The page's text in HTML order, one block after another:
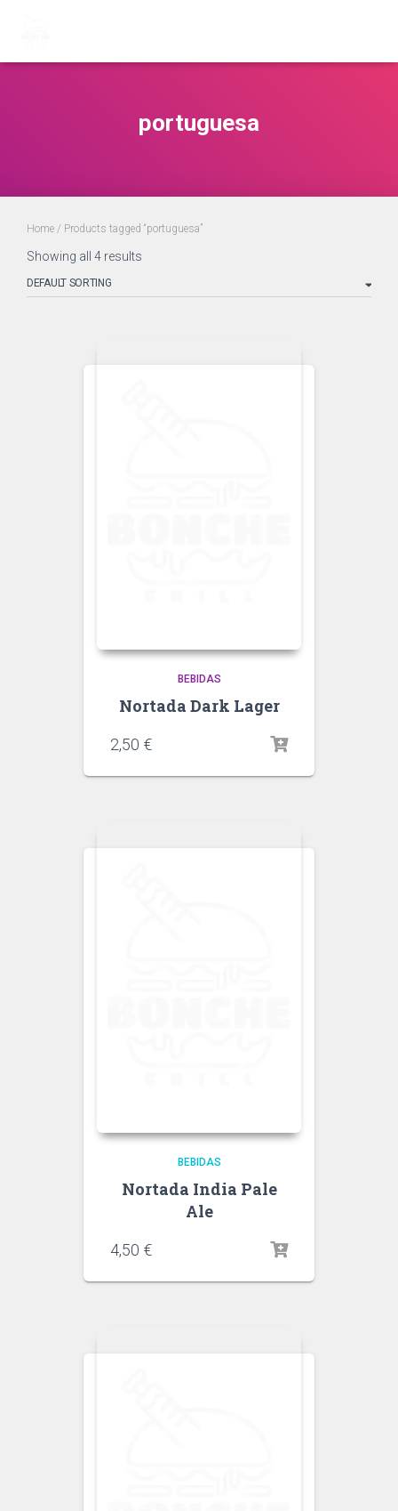
portuguesa
Home / Products tagged “portuguesa”
Showing all 4 results
BEBIDAS
Nortada Dark Lager
2,50 €
BEBIDAS
Nortada India Pale
Ale
4,50 €